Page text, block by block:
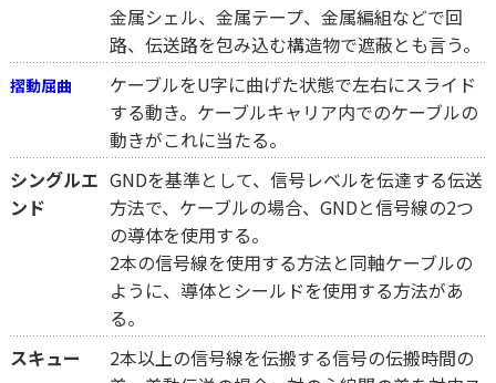
金属シェル、金属テープ、金属編組などで回
路、伝送路を包み込む構造物で遮蔽とも言う。
摺動屈曲
ケーブルをU字に曲げた状態で左右にスライド
する動き。ケーブルキャリア内でのケーブルの
動きがこれに当たる。
シングルエ
ンド
GNDを基準として、信号レベルを伝達する伝送
方法で、ケーブルの場合、GNDと信号線の2つ
の導体を使用する。
2本の信号線を使用する方法と同軸ケーブルの
ように、導体とシールドを使用する方法があ
る。
スキュー
2本以上の信号線を伝搬する信号の伝搬時間の